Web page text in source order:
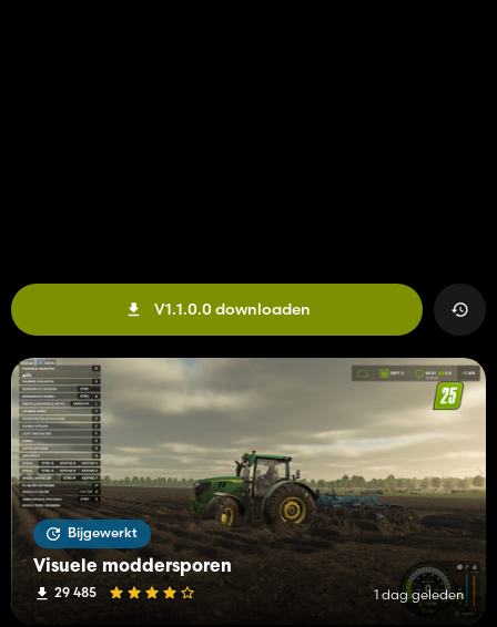
V1.1.0.0 downloaden
Bijgewerkt
Visuele moddersporen
29 485 1 dag geleden